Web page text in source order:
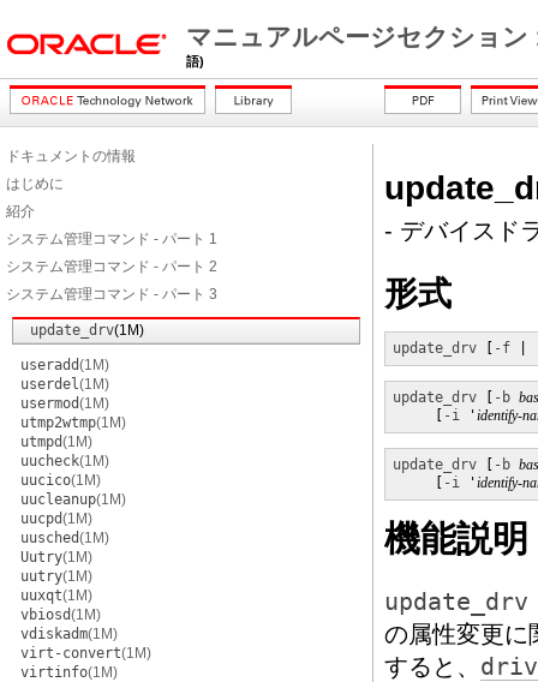
マニュアルページセクショ
語)
ドキュメントの情報
はじめに
紹介
システム管理コマンド - パート 1
システム管理コマンド - パート 2
システム管理コマンド - パート 3
update_drv(1M)
useradd(1M)
userdel(1M)
usermod(1M)
utmp2wtmp(1M)
utmpd(1M)
uucheck(1M)
uucico(1M)
uucleanup(1M)
uucpd(1M)
uusched(1M)
Uutry(1M)
uutry(1M)
uuxqt(1M)
vbiosd(1M)
vdiskadm(1M)
virt-convert(1M)
virtinfo(1M)
- デバイスド
形式
update_drv -f
update_drv -b
-i 'identify-
update_drv -b
-i 'identify-
機能説明
update_drv
の属性変更に
すると、